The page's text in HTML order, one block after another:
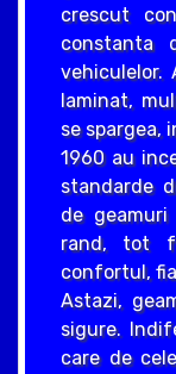
crescut
constanta
vehiculelor.
laminat,
se spargea,
1960 au
standarde
de
rand, tot
confortul,
Astazi,
sigure.
care de